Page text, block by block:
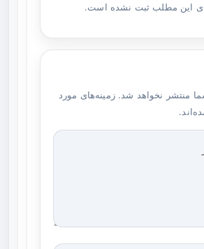
این مطلب ثبت نشده است.
منتشر نخواهد شد. زمینه‌های مورد